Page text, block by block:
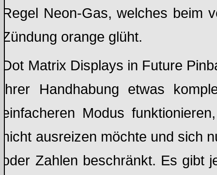
Regel Neon-Gas, welches beim
Zündung orange glüht.
Dot Matrix Displays in Future
ihrer Handhabung etwas
einfacheren Modus
nicht ausreizen möchte und sich
oder Zahlen beschränkt. Es gibt